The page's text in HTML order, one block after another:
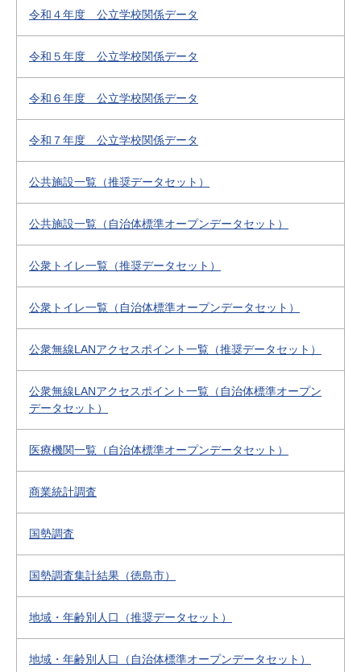
令和４年度 公立学校関係データ
令和５年度 公立学校関係データ
令和６年度 公立学校関係データ
令和７年度 公立学校関係データ
公共施設一覧（推奨データセット）
公共施設一覧（自治体標準オープンデータセット）
公衆トイレ一覧（推奨データセット）
公衆トイレ一覧（自治体標準オープンデータセット）
公衆無線LANアクセスポイント一覧（推奨データセット）
公衆無線LANアクセスポイント一覧（自治体標準オープン
データセット）
医療機関一覧（自治体標準オープンデータセット）
商業統計調査
国勢調査
国勢調査集計結果（徳島市）
地域・年齢別人口（推奨データセット）
地域・年齢別人口（自治体標準オープンデータセット）